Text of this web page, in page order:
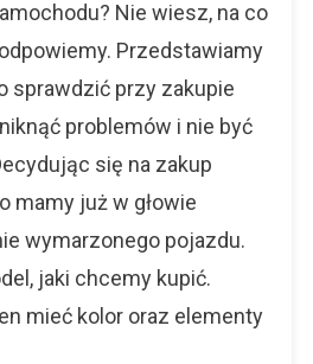
Auta.
Praktyczne
Nie wiesz, na co
Przedstawiamy
sprawdzić przy zakupie
problemów i nie być
się na zakup
mamy już w głowie
wymarzonego pojazdu.
jaki chcemy kupić.
mieć kolor oraz elementy